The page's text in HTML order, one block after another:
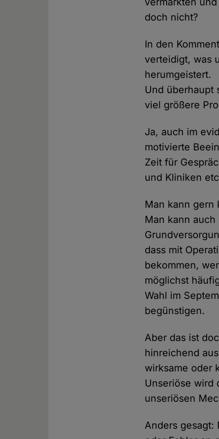
doch nicht?
In den
verteidigt, was
herumgeistert.
Und überhaupt
viel größere
Ja, auch im
motivierte
Zeit für
und Kliniken
Man kann gern
Man kann
dass mit
bekommen,
möglichst
Wahl im
begünstigen.
Aber das ist
hinreichend
wirksame oder
Unseriöse wird
unseriösen
Anders gesagt: